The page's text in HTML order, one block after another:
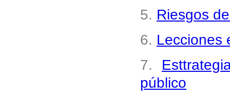
5. Riesgos
6. Lecciones
7.
público